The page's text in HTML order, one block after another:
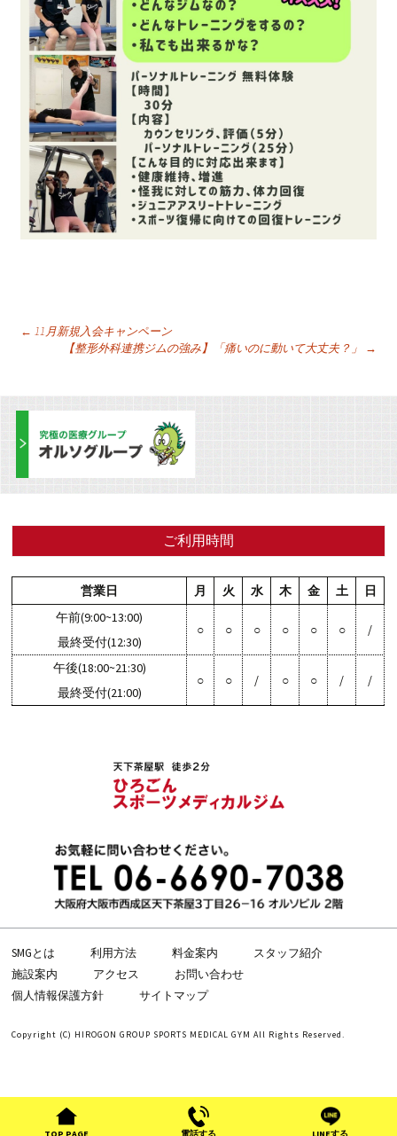
投
稿
ナ
ビ
ゲ
ー
シ
← 11月新規入会キャンペーン
【整形外科連携ジムの強み】「痛いのに動いて大丈夫？」
→
ご利用時間
営業日 月 火 水 木 金 土
日
午前(9:00~13:00)
最終受付(12:30)
○ ○ ○ ○ ○ ○ /
午後(18:00~21:30)
最終受付(21:00)
○ ○ / ○ ○ / /
SMGとは 利用方法 料金案内
スタッフ紹介
施設案内
アクセス
お問い合わせ
個人情報保護方針
サイトマップ
Copyright (C) HIROGON GROUP SPORTS MEDICAL GYM All Rights Reserved.